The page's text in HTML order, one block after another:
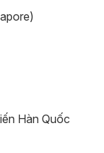
Hàn Quốc